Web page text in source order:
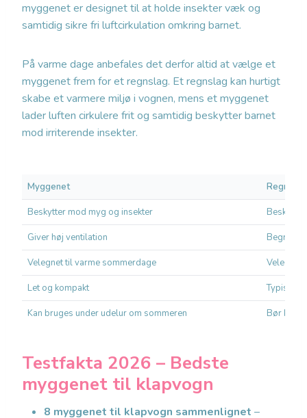
myggenet er designet til at holde insekter væk og
samtidig sikre fri luftcirkulation omkring barnet.
På varme dage anbefales det derfor altid at vælge et
myggenet frem for et regnslag. Et regnslag kan hurtigt
skabe et varmere miljø i vognen, mens et myggenet
lader luften cirkulere frit og samtidig beskytter barnet
mod irriterende insekter.
Myggenet Regnslag
Beskytter mod myg og insekter
Giver høj ventilation
Velegnet til varme sommerdage Velegnet
Let og kompakt Typisk
Kan bruges under udelur om sommeren Bør kun
Testfakta 2026 – Bedste
myggenet til klapvogn
8 myggenet til klapvogn sammenlignet –